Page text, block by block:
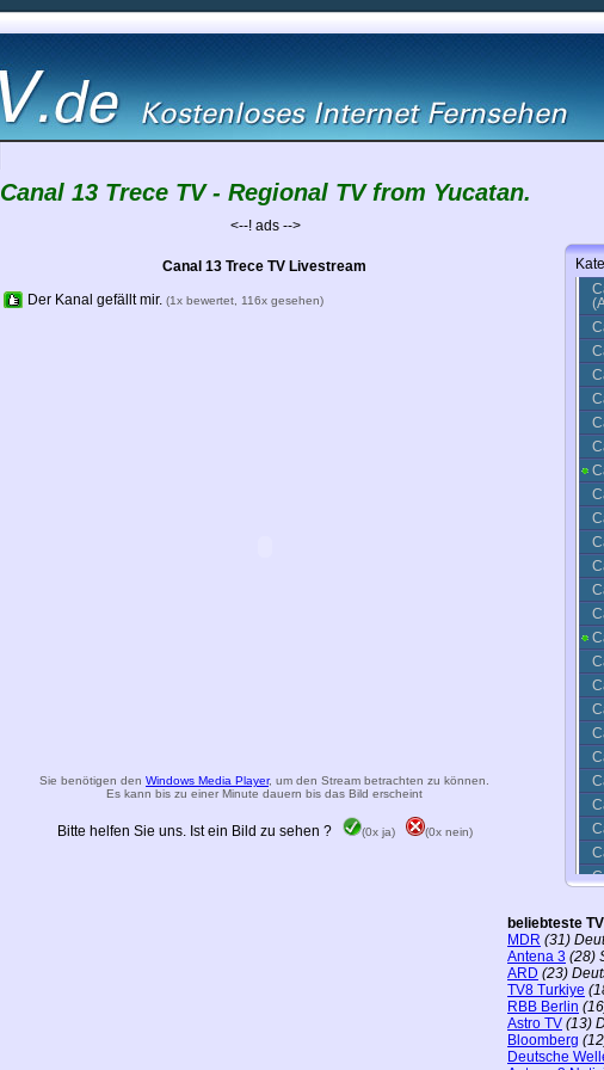
Canal 13 Trece TV - Regional TV from Yucatan.
<--! ads -->
Canal 13 Trece TV Livestream
Der Kanal gefällt mir. (1x bewertet, 116x gesehen)
Sie benötigen den Windows Media Player, um den Stream betrachten zu können.
Es kann bis zu einer Minute dauern bis das Bild erscheint
Bitte helfen Sie uns. Ist ein Bild zu sehen ? (0x ja) (0x nein)
beliebteste
MDR (31)
Antena 3 (28)
ARD (23)
TV8 Turkiye
RBB Berlin
Astro TV (13)
Bloomberg
Deutsche